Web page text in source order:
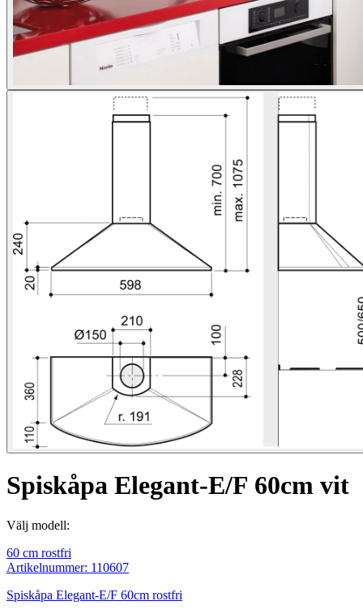
Spiskåpa Elegant-E/F 60cm vit
Välj modell:
60 cm rostfri
Artikelnummer: 110607
Spiskåpa Elegant-E/F 60cm rostfri